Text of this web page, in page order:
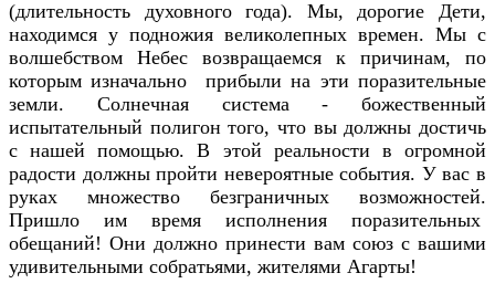
(длительность духовного года). Мы, дорогие Дети,
находимся у подножия великолепных времен. Мы с
волшебством Небес возвращаемся к причинам, по
которым изначально прибыли на эти поразительные
земли. Солнечная система - божественный
испытательный полигон того, что вы должны достичь
с нашей помощью. В этой реальности в огромной
радости должны пройти невероятные события. У вас в
руках множество безграничных возможностей.
Пришло им время исполнения поразительных
обещаний! Они должно принести вам союз с вашими
удивительными собратьями, жителями Агарты!